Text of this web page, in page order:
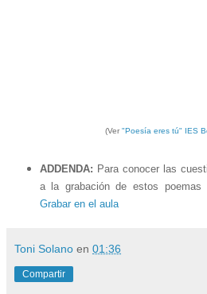
(Ver "Poesía eres tú" IES
ADDENDA: Para conocer las
a la grabación de estos poemas
Grabar en el aula
Toni Solano en 01:36
Compartir